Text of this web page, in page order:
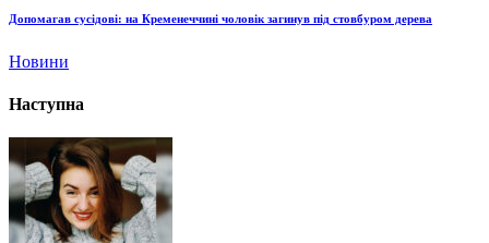
Допомагав сусідові: на Кременеччині чоловік загинув під стовбуром дерева
Новини
Наступна